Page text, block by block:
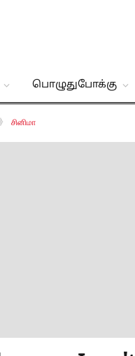
பொழுதுபோக்கு
சினிமா